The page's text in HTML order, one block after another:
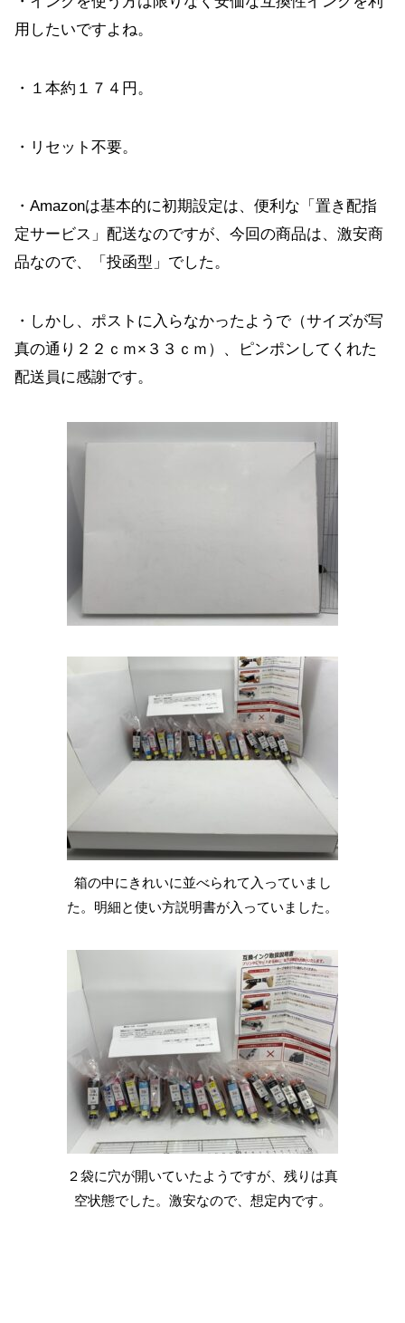
用したいですよね。
・１本約１７４円。
・リセット不要。
・Amazonは基本的に初期設定は、便利な「置き配指
定サービス」配送なのですが、今回の商品は、激安商
品なので、「投函型」でした。
・しかし、ポストに入らなかったようで（サイズが写
真の通り２２ｃｍ×３３ｃｍ）、ピンポンしてくれた
配送員に感謝です。
箱の中にきれいに並べられて入っていまし
た。明細と使い方説明書が入っていました。
２袋に穴が開いていたようですが、残りは真
空状態でした。激安なので、想定内です。